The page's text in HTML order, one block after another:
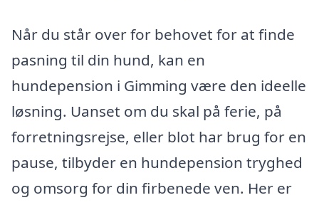
Når du står over for behovet for at finde
pasning til din hund, kan en
hundepension i Gimming være den ideelle
løsning. Uanset om du skal på ferie, på
forretningsrejse, eller blot har brug for en
pause, tilbyder en hundepension tryghed
og omsorg for din firbenede ven. Her er